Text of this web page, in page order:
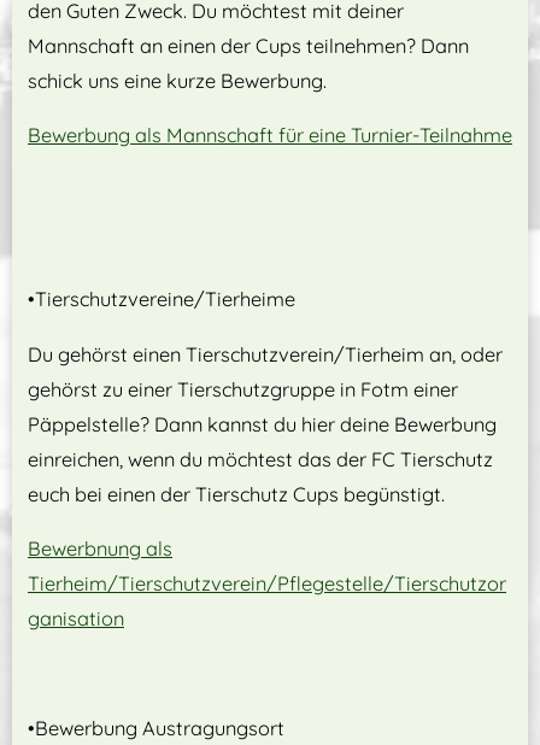
den Guten Zweck. Du möchtest mit deiner
Mannschaft an einen der Cups teilnehmen? Dann
schick uns eine kurze Bewerbung.
Bewerbung als Mannschaft für eine Turnier-Teilnahme
•Tierschutzvereine/Tierheime
Du gehörst einen Tierschutzverein/Tierheim an, oder
gehörst zu einer Tierschutzgruppe in Fotm einer
Päppelstelle? Dann kannst du hier deine Bewerbung
einreichen, wenn du möchtest das der FC Tierschutz
euch bei einen der Tierschutz Cups begünstigt.
Bewerbnung als
Tierheim/Tierschutzverein/Pflegestelle/Tierschutzor
ganisation
•Bewerbung Austragungsort